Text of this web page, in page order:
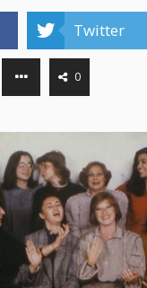
Twitter
0